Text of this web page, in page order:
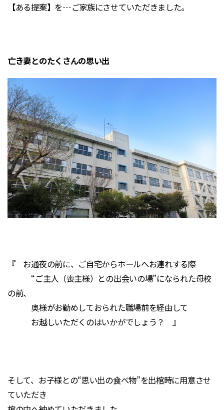
【ある提案】を…ご家族にさせていただきました。
亡き妻とのたくさんの思い出
『 お通夜の前に、ご自宅からホールへお連れする際
“ご主人（喪主様）との出会いの場”になられた母校
の前、
奥様がお勤めしておられた職場前を経由して
お越しいただくのはいかがでしょう？ 』
そして、お子様との“思い出の食べ物”を出棺時に用意させ
ていただき